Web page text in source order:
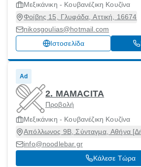
Μεξικάνικη - Κουβανέζικη Κουζίνα
Φοίβης 15, Γλυφάδα, Αττική, 16674
nikosgoulias@hotmail.com
Ιστοσελίδα
Ad
2. MAMACITA
Προβολή
Μεξικάνικη - Κουβανέζικη Κουζίνα
Απόλλωνος 9Β, Σύνταγμα, Αθήνα
info@noodlebar.gr
Κάλεσε Τώρα